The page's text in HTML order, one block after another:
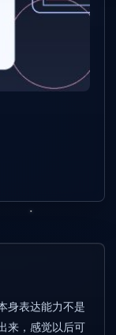
身表达能力不是
来，感觉以后可